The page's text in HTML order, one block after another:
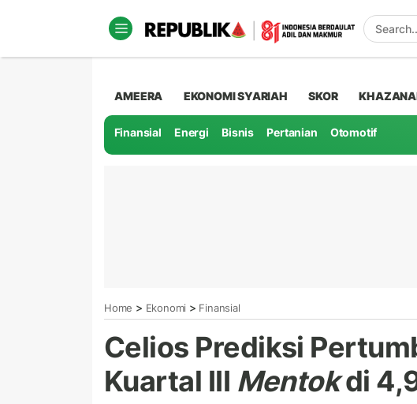
AMEERA EKONOMI SYARIAH SKOR
Finansial Energi Bisnis Pertanian Otomotif
Home > Ekonomi > Finansial
Celios Prediksi
Kuartal III Mentokdi